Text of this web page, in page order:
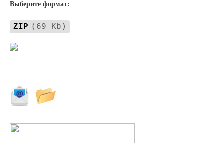
Выберите формат:
ZIP (69 Kb)